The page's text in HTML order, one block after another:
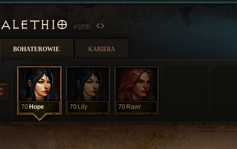
ALETHIO #1899
BOHATEROWIE KARIERA
70 Hope 70 Lily 70 Rawr